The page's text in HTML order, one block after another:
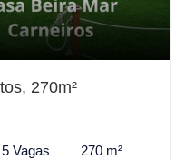
270m²
5 Vagas 270 m²